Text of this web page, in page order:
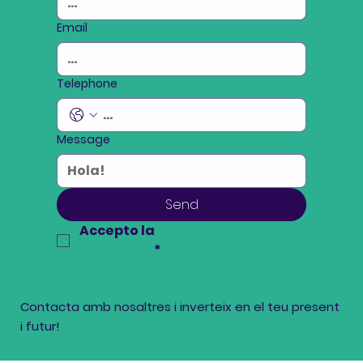
Email
Telephone
Message
Send
Accepto la
*
Contacta amb nosaltres i inverteix en el teu present
i futur!